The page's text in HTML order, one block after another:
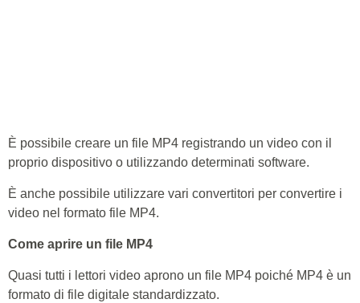
È possibile creare un file MP4 registrando un video con il
proprio dispositivo o utilizzando determinati software.
È anche possibile utilizzare vari convertitori per convertire i
video nel formato file MP4.
Come aprire un file MP4
Quasi tutti i lettori video aprono un file MP4 poiché MP4 è un
formato di file digitale standardizzato.